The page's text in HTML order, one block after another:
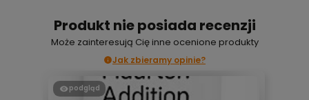
Produkt nie posiada recenzji
Może zainteresują Cię inne ocenione produkty
Jak zbieramy opinie?
podgląd